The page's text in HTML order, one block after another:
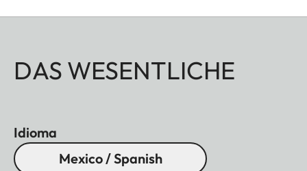
DAS WESENTLICHE
Idioma
Mexico / Spanish